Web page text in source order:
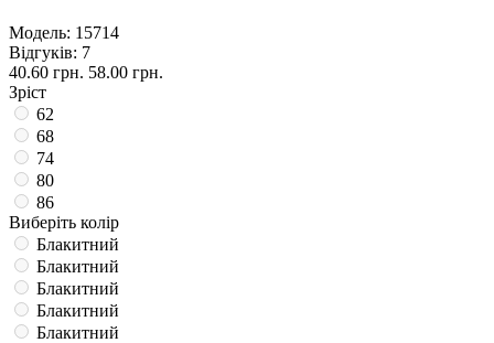
Модель: 15714
Відгуків: 7
40.60 грн. 58.00 грн.
Зріст
62
68
74
80
86
Виберіть колір
Блакитний
Блакитний
Блакитний
Блакитний
Блакитний